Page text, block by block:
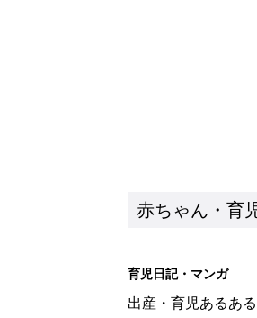
しま
夏のバ
赤ち